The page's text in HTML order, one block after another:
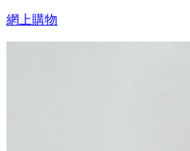
網上購物